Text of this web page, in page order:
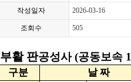
작성일자 2026-03-16
조회수 505
부활 판공성사(공동보속 1
구분 날 짜